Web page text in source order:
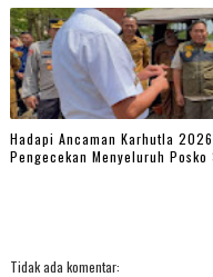
Hadapi Ancaman Karhutla
Pengecekan Menyeluruh Posko
Tidak ada komentar: